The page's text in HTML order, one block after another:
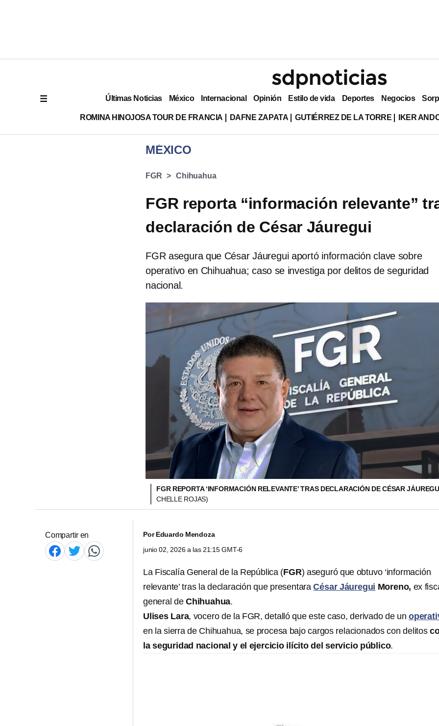
Últimas Noticias México Internacional Opinión Estilo de vida Deportes Negocios
ROMINA HINOJOSA TOUR DE FRANCIA DAFNE ZAPATA GUTIÉRREZ DE LA TORRE IKER
MÉXICO
FGR Chihuahua
FGR reporta “información relevante”
declaración de César Jáuregui
FGR asegura que César Jáuregui aportó información clave sobre
operativo en Chihuahua; caso se investiga por delitos de seguridad
nacional.
FGR REPORTA ‘INFORMACIÓN RELEVANTE’ TRAS DECLARACIÓN DE CÉSAR
CHELLE ROJAS)
Compartir en PorEduardo Mendoza
junio 02, 2026 a las 21:15 GMT-6
La Fiscalía General de la República (FGR) aseguró que obtuvo ‘información
relevante’ tras la declaración que presentaraCésar Jáuregui Moreno, ex
general deChihuahua.
Ulises Lara, vocero de la FGR, detalló que este caso, derivado de un
en la sierra de Chihuahua, se procesa bajo cargos relacionados con delitos
la seguridad nacional y el ejercicio ilícito del servicio público.